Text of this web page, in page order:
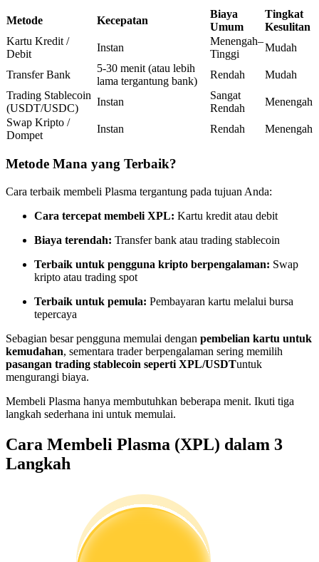
Bergabunglah dengan pedagang top
Menjadi Pedagang Salinan
Nikmati pembagian keuntungan dan komisi copy trading
Informasi
Metode Kecepatan
Biaya
Umum
Tingkat
Kesulitan
Kartu Kredit /
Debit
Instan
Menengah–
Tinggi
Mudah
Transfer Bank
5-30 menit (atau lebih
lama tergantung bank)
Rendah
Mudah
Trading Stablecoin
(USDT/USDC)
Instan
Sangat
Rendah
Menengah
Swap Kripto /
Dompet
Instan Rendah Menengah
Metode Mana yang Terbaik?
Cara terbaik membeli Plasma tergantung pada tujuan Anda:
Cara tercepat membeli XPL: Kartu kredit atau debit
Biaya terendah: Transfer bank atau trading stablecoin
Terbaik untuk pengguna kripto berpengalaman: Swap
kripto atau trading spot
Terbaik untuk pemula: Pembayaran kartu melalui bursa
tepercaya
Sebagian besar pengguna memulai dengan pembelian kartu untuk
kemudahan, sementara trader berpengalaman sering memilih
pasangan trading stablecoin seperti XPL/USDTuntuk
mengurangi biaya.
Membeli Plasma hanya membutuhkan beberapa menit. Ikuti tiga
langkah sederhana ini untuk memulai.
Cara Membeli Plasma (XPL) dalam 3
Langkah